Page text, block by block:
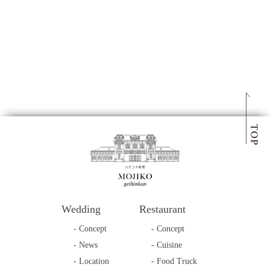
Wedding
- Concept
- News
- Location
Restaurant
- Concept
- Cuisine
- Food Truck